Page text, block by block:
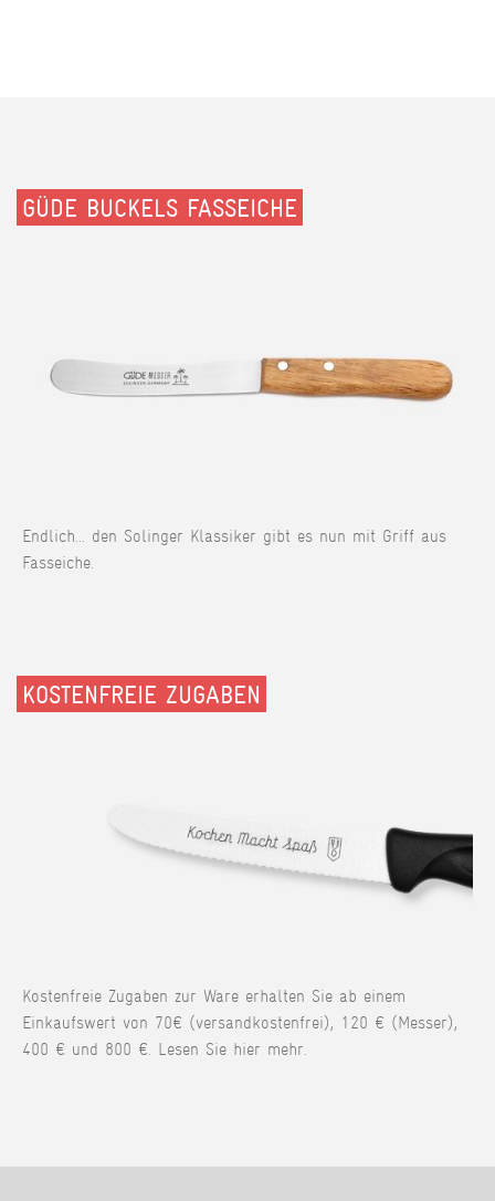
GÜDE BUCKELS FASSEICHE
Endlich... den Solinger Klassiker gibt es nun mit Griff aus
Fasseiche.
KOSTENFREIE ZUGABEN
Kostenfreie Zugaben zur Ware erhalten Sie ab einem
Einkaufswert von 70€ (versandkostenfrei), 120 € (Messer),
400 € und 800 €. Lesen Sie hier mehr.